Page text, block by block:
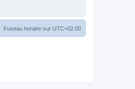
Fuseau horaire sur UTC+02:00